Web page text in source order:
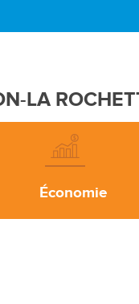
LA
Économie